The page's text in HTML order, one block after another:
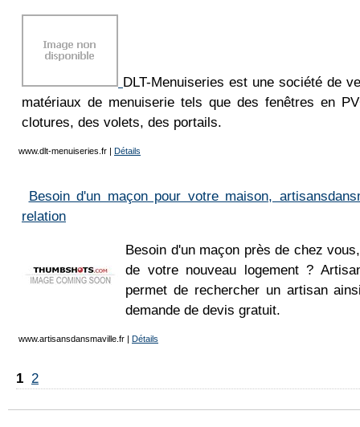
DLT-Menuiseries est une société de
matériaux de menuiserie tels que des fenêtres en
clotures, des volets, des portails.
www.dlt-menuiseries.fr | Détails
Besoin d'un maçon pour votre maison,
relation
Besoin d'un maçon près de chez
de votre nouveau logement ?
permet de rechercher un artisan
demande de devis gratuit.
www.artisansdansmaville.fr | Détails
1 2